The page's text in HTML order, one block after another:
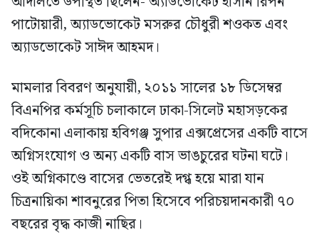
পাটোয়ারী, অ্যাডভোকেট মসরুর চৌধুরী শওকত এবং
অ্যাডভোকেট সাঈদ আহমদ।
মামলার বিবরণ অনুযায়ী, ২০১১ সালের ১৮ ডিসেম্বর
বিএনপির কর্মসূচি চলাকালে ঢাকা-সিলেট মহাসড়কের
বদিকোনা এলাকায় হবিগঞ্জ সুপার এক্সপ্রেসের একটি বাসে
অগ্নিসংযোগ ও অন্য একটি বাস ভাঙচুরের ঘটনা ঘটে।
ওই অগ্নিকাণ্ডে বাসের ভেতরেই দগ্ধ হয়ে মারা যান
চিত্রনায়িকা শাবনুরের পিতা হিসেবে পরিচয়দানকারী ৭০
বছরের বৃদ্ধ কাজী নাছির।